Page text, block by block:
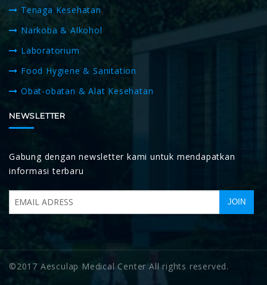
Tenaga Kesehatan
Narkoba & Alkohol
Laboratorium
Food Hygiene & Sanitation
Obat-obatan & Alat Kesehatan
NEWSLETTER
Gabung dengan newsletter kami untuk mendapatkan
informasi terbaru
©2017 Aesculap Medical Center All rights reserved.